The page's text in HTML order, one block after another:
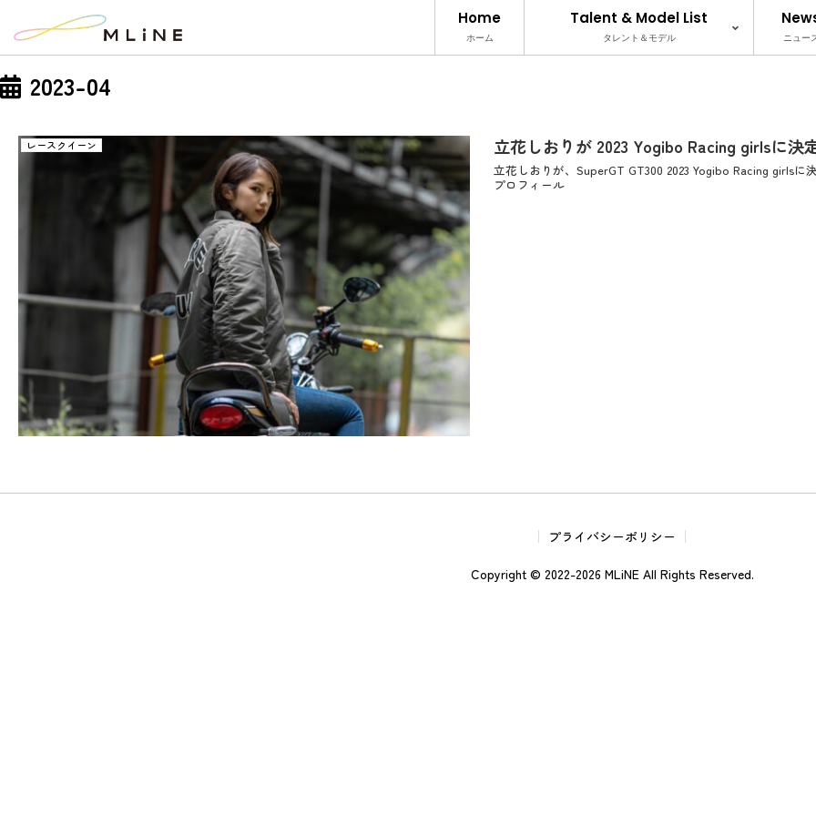
Home
ホーム
Talent & Model List
タレント＆モデル ニュー
2023-04
レースクイーン 立花しおりが 2023 Yogibo Racing girlsに決
立花しおりが、SuperGT GT300 2023 Yogibo Racing girls
プロフィール
プライバシーポリシー
Copyright © 2022-2026 MLiNE All Rights Reserved.